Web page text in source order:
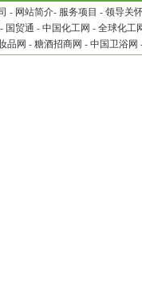
- 网站简介- 服务项目 - 领导关
- 国贸通 - 中国化工网 - 全球化工
品网 - 糖酒招商网 - 中国卫浴网